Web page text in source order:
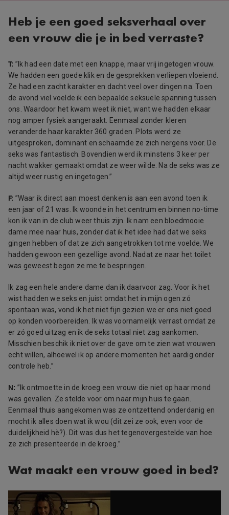
Heb je een goed seksverhaal over
een vrouw die je in bed verraste?
T: ”Ik had een date met een knappe, maar vrij ingetogen vrouw.
We hadden een goede klik en de gesprekken verliepen vloeiend.
Ze had een zacht karakter en dacht veel over dingen na. Toen
de avond viel voelde ik een bepaalde seksuele spanning tussen
ons. Waardoor het kwam weet ik niet, want we hadden elkaar
nog amper fysiek aangeraakt. Eenmaal zonder kleren
veranderde haar karakter 360 graden. Plots werd ze
uitgesproken, dominant en schaamde ze zich nergens voor. De
seks was fantastisch. Bovendien werd ik minstens 3 keer per
nacht wakker gemaakt omdat ze weer wilde. Na de seks was ze
altijd weer rustig en ingetogen.”
F: ”Waar ik direct aan moest denken is aan een avond toen ik
een jaar of 21 was. Ik woonde in het centrum en binnen no-time
kon ik van in de club weer thuis zijn. Ik nam een bloedmooie
dame mee naar huis, zonder dat ik het idee had dat we seks
gingen hebben of dat ze zich aangetrokken tot me voelde. We
hadden gewoon een gezellige avond. Nadat ze naar het toilet
was geweest begon ze me te bespringen.
Ik zag een hele andere dame dan ik daarvoor zag. Voor ik het
wist hadden we seks en juist omdat het in mijn ogen zó
spontaan was, vond ik het niet fijn gezien we er ons niet goed
op konden voorbereiden . Ik was voornamelijk verrast omdat ze
er zó goed uitzag en ik de seks totaal niet zag aankomen.
Misschien beschik ik niet over de gave om te zien wat vrouwen
echt willen, alhoewel ik op andere momenten het aardig onder
controle heb ”
N: ”Ik ontmoette in de kroeg een vrouw die niet op haar mond
was gevallen. Ze stelde voor om naar mijn huis te gaan.
Eenmaal thuis aangekomen was ze ontzettend onderdanig en
mocht ik alles doen wat ik wou (dit zei ze ook, even voor de
duidelijkheid hè?). Dit was dus het tegenovergestelde van hoe
ze zich presenteerde in de kroeg.”
Wat maakt een vrouw goed in bed?